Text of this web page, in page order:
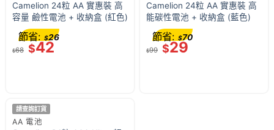
Camelion 24粒 AA 實惠裝 高
容量 鹼性電池 + 收納盒 (紅色)
$68 $42
節省: $26
Camelion 24粒 AA 實惠裝 高
能碳性電池 + 收納盒 (藍色)
$99 $29
節省: $70
請查詢訂貨
AA 電池